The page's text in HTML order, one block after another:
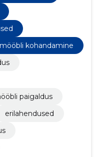
mööbli kohandamine
paigaldus
erilahendused